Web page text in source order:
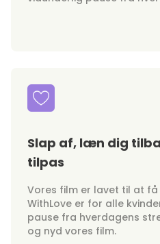
Slap af, læn dig
tilpas
Vores film er lavet til at
WithLove er for alle
pause fra hverdagens
og nyd vores film.